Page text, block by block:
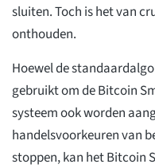
sluiten. Toch is het van
onthouden.
Hoewel de
gebruikt om de Bitcoin
systeem ook worden
handelsvoorkeuren van
stoppen, kan het Bitcoin